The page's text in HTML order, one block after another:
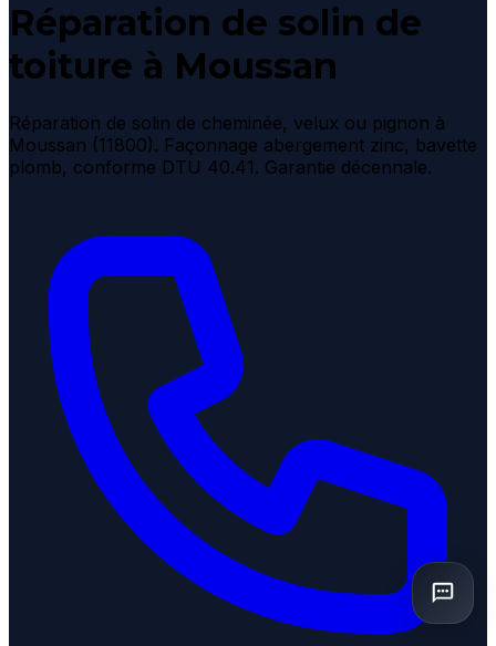
Réparation de solin de
toiture à Moussan
Réparation de solin de cheminée, velux ou pignon à
Moussan (11800). Façonnage abergement zinc, bavette
plomb, conforme DTU 40.41. Garantie décennale.